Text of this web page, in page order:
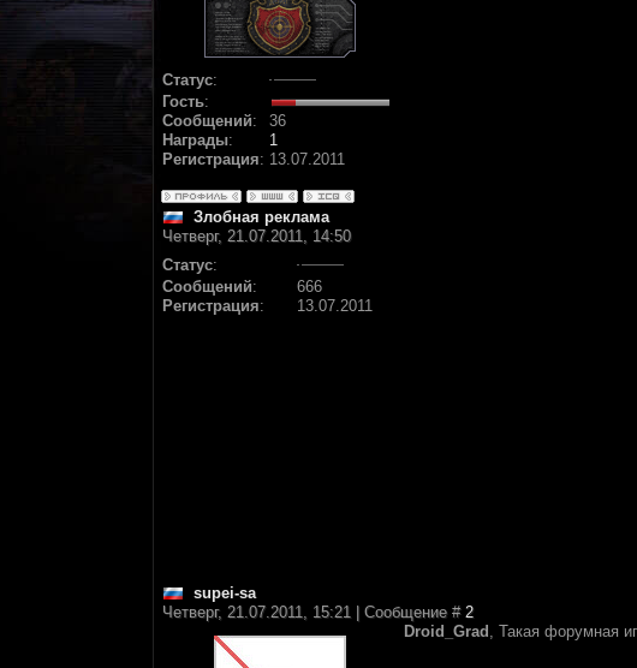
Статус:
Гость:
Сообщений:
36
Награды:
1
Регистрация: 13.07.2011
Злобная реклама
Четверг, 21.07.2011, 14:50
Статус:
Сообщений:
666
Регистрация: 13.07.2011
supei-sa
Четверг, 21.07.2011, 15:21 | Сообщение # 2
Droid_Grad , Такая форумная